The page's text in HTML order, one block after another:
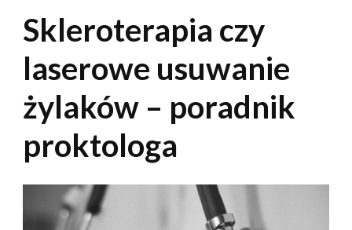
Skleroterapia czy
laserowe usuwanie
żylaków – poradnik
proktologa